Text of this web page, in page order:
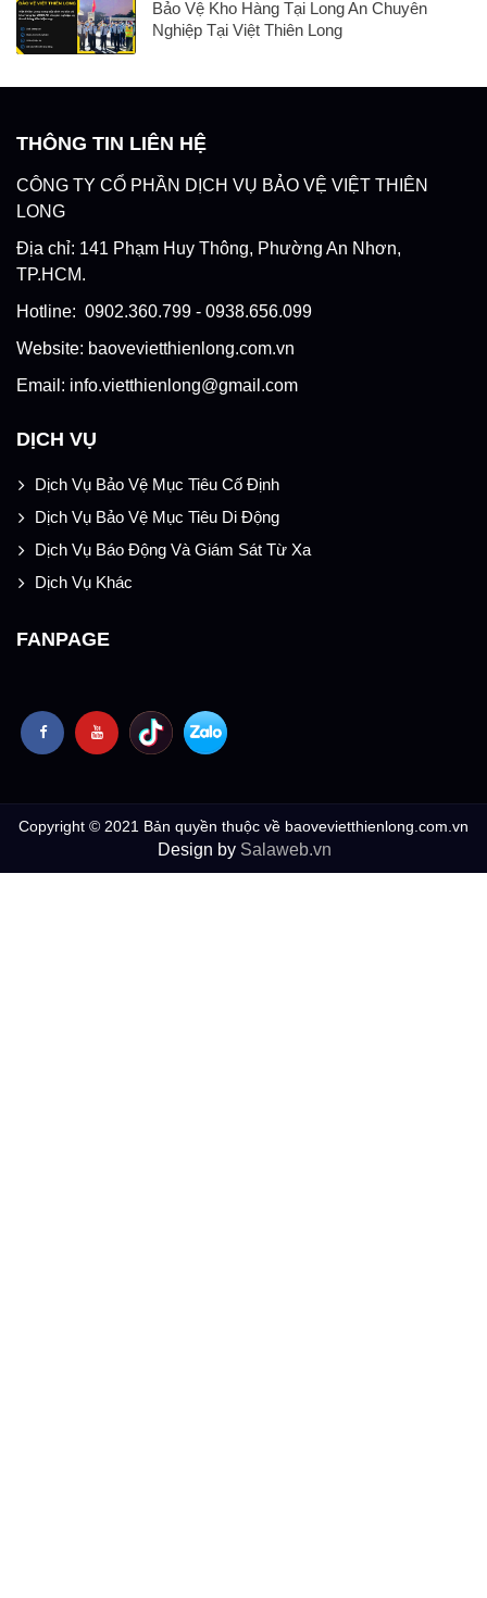
Bảo Vệ Kho Hàng Tại Long An Chuyên
Nghiệp Tại Việt Thiên Long
THÔNG TIN LIÊN HỆ
CÔNG TY CỔ PHẦN DỊCH VỤ BẢO VỆ VIỆT THIÊN
LONG
Địa chỉ: 141 Phạm Huy Thông, Phường An Nhơn,
TP.HCM.
Hotline: 0902.360.799 - 0938.656.099
Website: baovevietthienlong.com.vn
Email: info.vietthienlong@gmail.com
DỊCH VỤ
Dịch Vụ Bảo Vệ Mục Tiêu Cố Định
Dịch Vụ Bảo Vệ Mục Tiêu Di Động
Dịch Vụ Báo Động Và Giám Sát Từ Xa
Dịch Vụ Khác
FANPAGE
Copyright © 2021 Bản quyền thuộc về baovevietthienlong.com.vn
Design by Salaweb.vn